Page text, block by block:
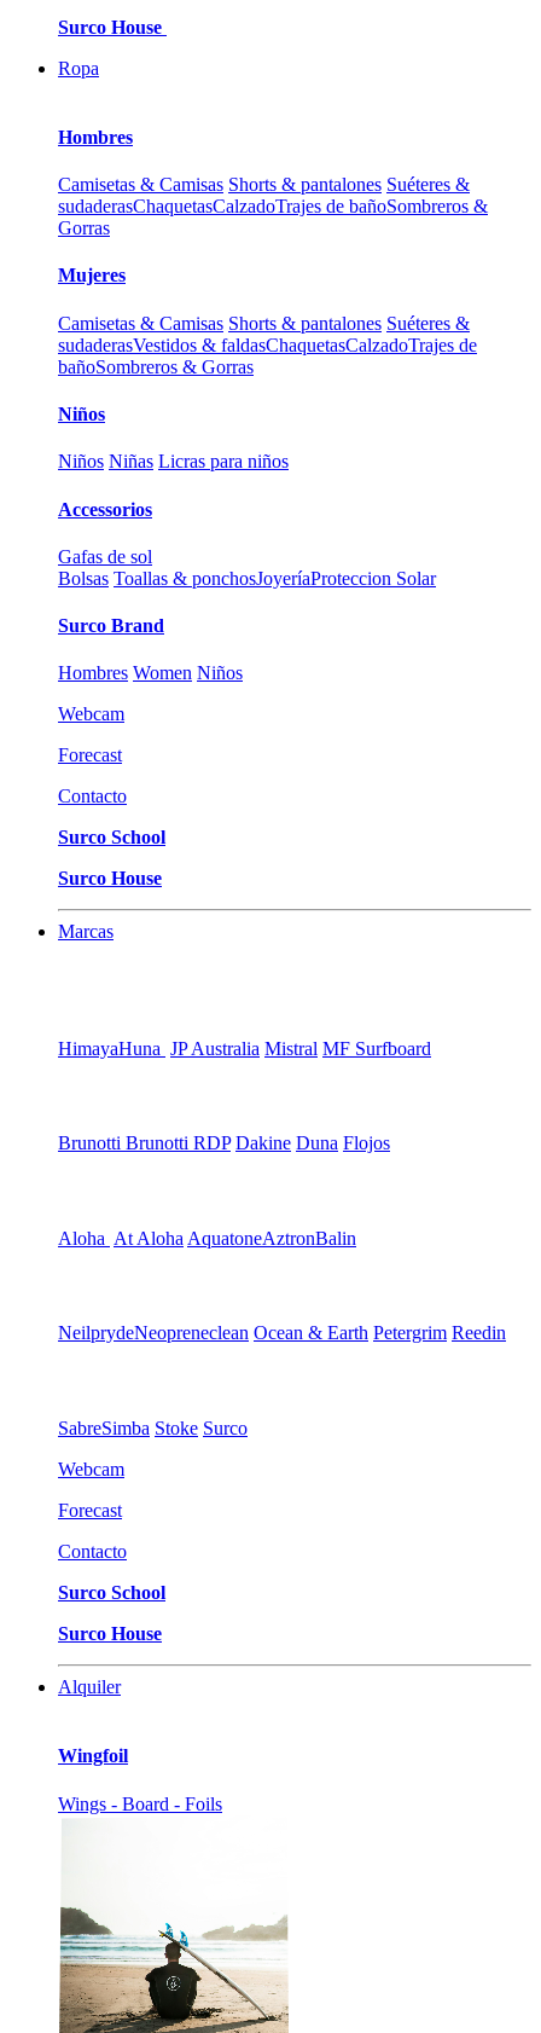
Surco House
Ropa
Hombres
Camisetas & Camisas Shorts & pantalones Suéteres &
sudaderasChaquetasCalzadoTrajes de bañoSombreros &
Gorras
Mujeres
Camisetas & Camisas Shorts & pantalones Suéteres &
sudaderasVestidos & faldasChaquetasCalzadoTrajes de
bañoSombreros & Gorras
Niños
Niños Niñas Licras para niños
Accessorios
Gafas de sol
Bolsas Toallas & ponchosJoyeríaProteccion Solar
Surco Brand
Hombres Women Niños
Webcam
Forecast
Contacto
Surco School
Surco House
Marcas
HimayaHuna JP Australia Mistral MF Surfboard
Brunotti Brunotti RDP Dakine Duna Flojos
Aloha At Aloha AquatoneAztronBalin
NeilprydeNeopreneclean Ocean & Earth Petergrim Reedin
SabreSimba Stoke Surco
Webcam
Forecast
Contacto
Surco School
Surco House
Alquiler
Wingfoil
Wings - Board - Foils